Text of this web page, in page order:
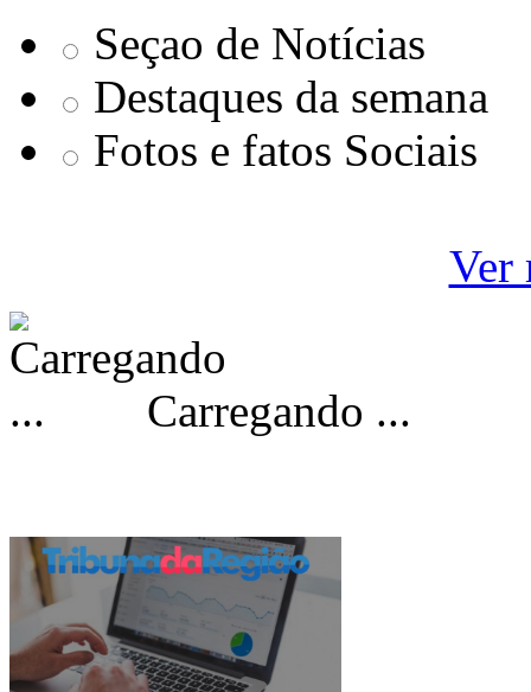
Seçao de Notícias
Destaques da semana
Fotos e fatos Sociais
Ver
Carregando ...